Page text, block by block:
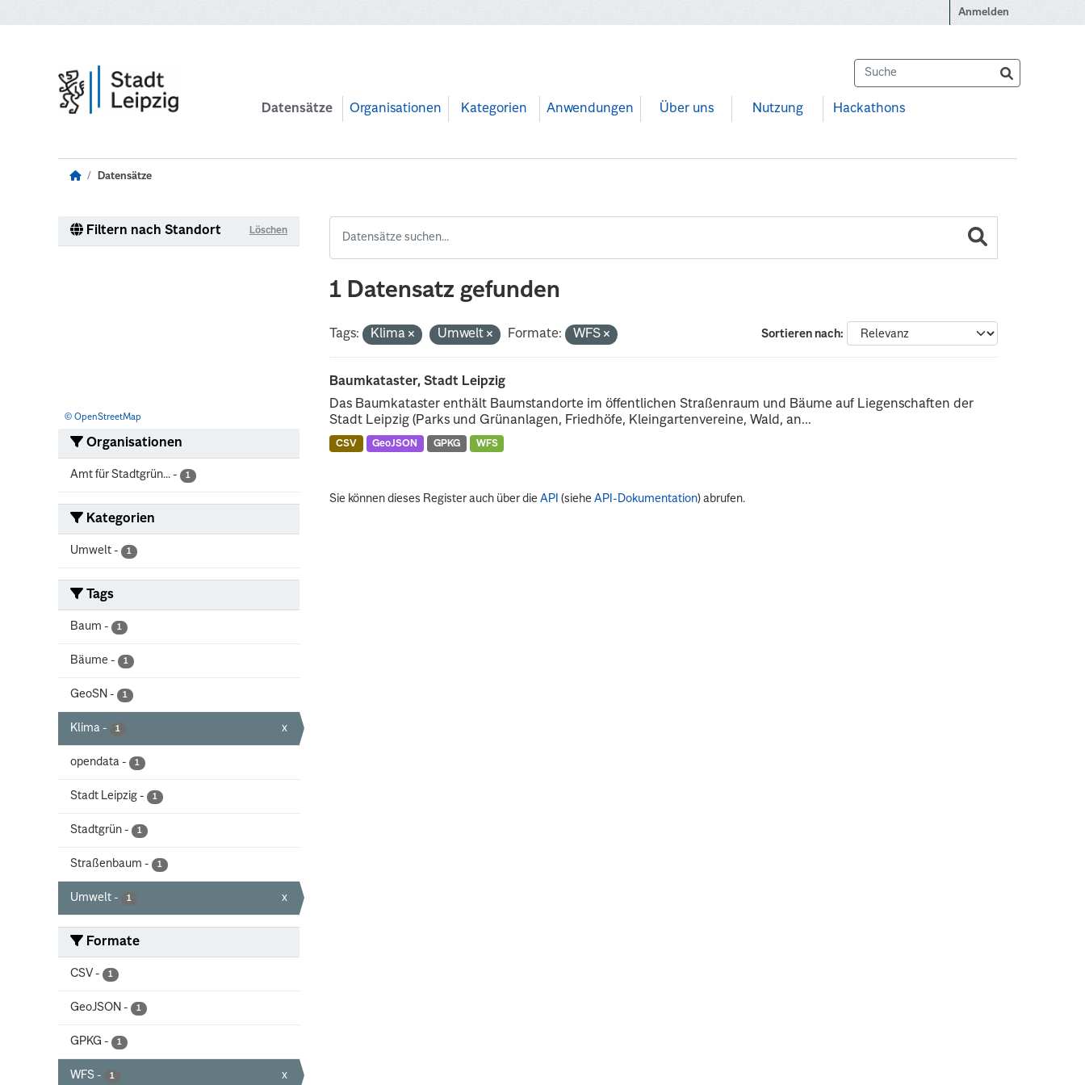
Anmelden
Datensätze Organisationen Kategorien Anwendungen Über uns Nutzung Hackathons
Datensätze
Filtern nach Standort Löschen
© OpenStreetMap
Organisationen
Amt für Stadtgrün... - 1
Kategorien
Umwelt - 1
Tags
Baum - 1
Bäume - 1
GeoSN - 1
Klima - 1 x
opendata - 1
Stadt Leipzig - 1
Stadtgrün - 1
Straßenbaum - 1
Umwelt - 1 x
Formate
CSV - 1
GeoJSON - 1
GPKG - 1
WFS - 1 x
1 Datensatz gefunden
Sortieren nach
Tags: Klima Umwelt Formate: WFS
Baumkataster, Stadt Leipzig
Das Baumkataster enthält Baumstandorte im öffentlichen Straßenraum und Bäume auf Liegenschaften der
Stadt Leipzig (Parks und Grünanlagen, Friedhöfe, Kleingartenvereine, Wald, an...
CSV GeoJSON GPKG WFS
Sie können dieses Register auch über dieAPI (sieheAPI-Dokumentation) abrufen.